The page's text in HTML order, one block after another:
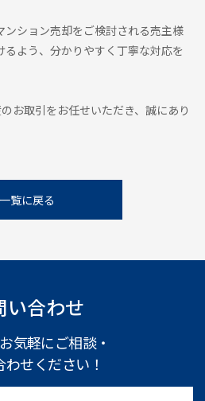
ンション売却をご検討される売主様
るよう、分かりやすく丁寧な対応を
お取引をお任せいただき、誠にあり
一覧に戻る
い合わせ
気軽にご相談・
わせください！